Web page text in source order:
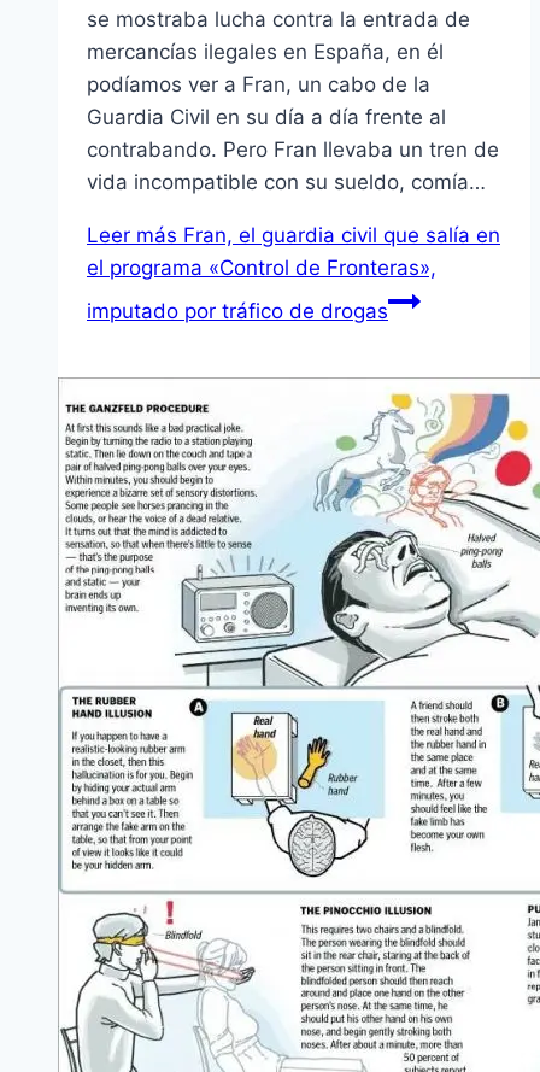
se mostraba lucha contra la entrada de
mercancías ilegales en España, en él
podíamos ver a Fran, un cabo de la
Guardia Civil en su día a día frente al
contrabando. Pero Fran llevaba un tren de
vida incompatible con su sueldo, comía…
Leer más Fran, el guardia civil que salía en
el programa «Control de Fronteras»,
imputado por tráfico de drogas